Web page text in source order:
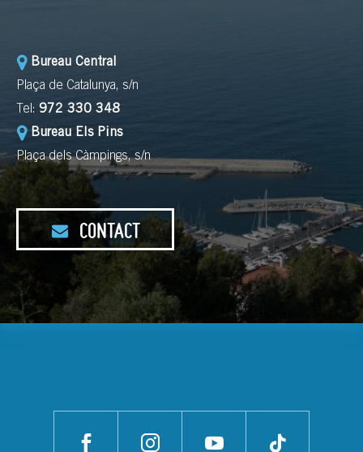
Bureau Central
Plaça de Catalunya, s/n
Tel: 972 330 348
Bureau Els Pins
Plaça dels Càmpings, s/n
CONTACT